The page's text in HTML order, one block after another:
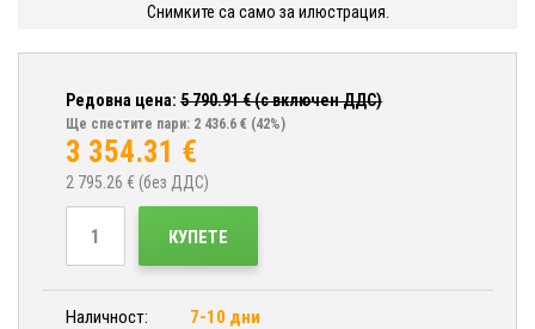
Снимките са само за илюстрация.
Редовна цена: 5 790.91€ (с включен ДДС)
Ще спестите пари: 2 436.6 € (42%)
3 354.31 €
2 795.26 € (без ДДС)
КУПЕТЕ
Наличност:
7-10 дни